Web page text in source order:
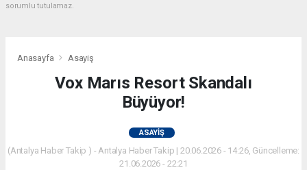
sorumlu tutulamaz.
Anasayfa Asayiş
Vox Marıs Resort Skandalı
Büyüyor!
ASAYIŞ
(Antalya Haber Takip ) - Antalya Haber Takip | 20.06.2026 - 14:26, Güncelleme:
21.06.2026 - 22:21